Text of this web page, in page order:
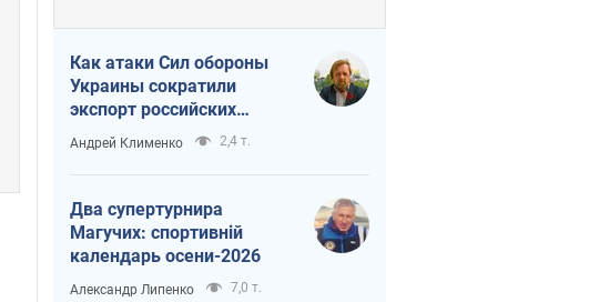
Как атаки Сил обороны
Украины сократили
экспорт российских
нефтепродуктов
Андрей Клименко 2,4 т.
Два супертурнира
Магучих: спортивній
календарь осени-2026
Александр Липенко 7,0 т.